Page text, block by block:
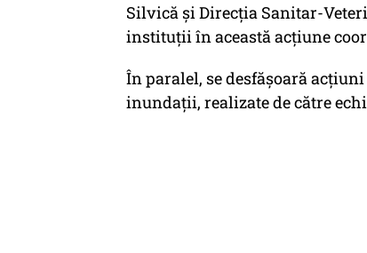
Silvică și Direcția Sanitar-
instituții în această acțiune
În paralel, se desfășoară
inundații, realizate de către